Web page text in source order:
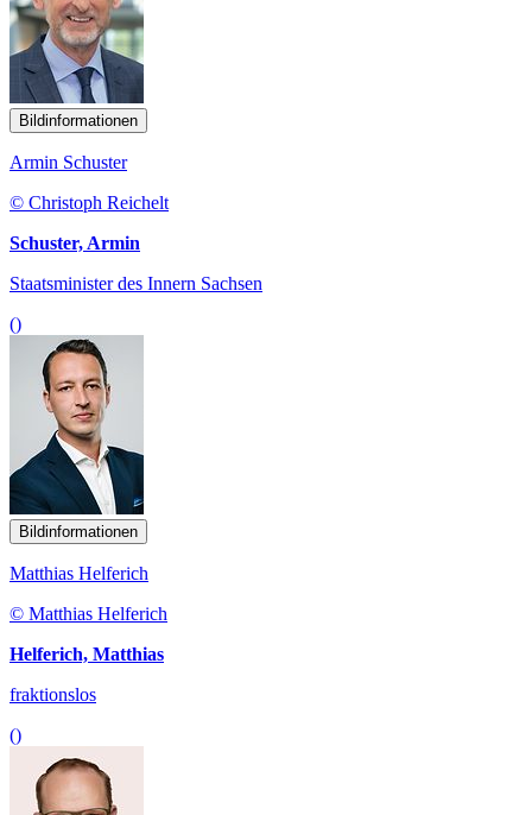
Bildinformationen
Armin Schuster
© Christoph Reichelt
Schuster, Armin
Staatsminister des Innern Sachsen
()
Bildinformationen
Matthias Helferich
© Matthias Helferich
Helferich, Matthias
fraktionslos
()